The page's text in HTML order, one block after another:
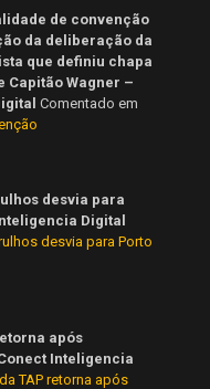
de convenção
da deliberação da
que definiu chapa
Capitão Wagner –
Comentado em
desvia para
Digital
desvia para Porto
após
Inteligencia
TAP retorna após